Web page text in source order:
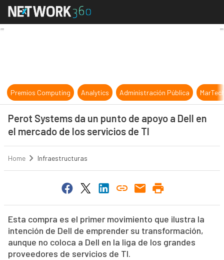
Perot Systems da un punto de
Premios Computing Analytics Administración Pública
Perot Systems da un punto de apoyo a Dell en
el mercado de los servicios de TI
Home Infraestructuras
Esta compra es el primer movimiento que ilustra la
intención de Dell de emprender su transformación,
aunque no coloca a Dell en la liga de los grandes
proveedores de servicios de TI.